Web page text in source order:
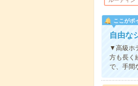
ここがポ
自由な
▼高級ホ
方も長く
で、手間